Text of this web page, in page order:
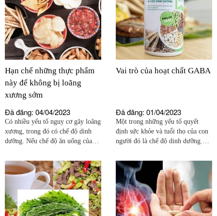
Hạn chế những thực phẩm
này để không bị loãng
xương sớm
Đã đăng: 04/04/2023
Có nhiều yếu tố nguy cơ gây loãng
xương, trong đó có chế độ dinh
dưỡng. Nếu chế độ ăn uống của
trọng cho hệ xương, đồng thời sử
dụng các thực phẩm có hại cho
xương sẽ khiến bạn nhanh bị loãng
xương hơn rất nhiều.
Vai trò của hoạt chất GABA
Đã đăng: 01/04/2023
Một trong những yếu tố quyết
định sức khỏe và tuổi thọ của con
người đó là chế độ dinh dưỡng.
ta cần có một chế độ sinh hoạt và
ăn uống lành mạnh.